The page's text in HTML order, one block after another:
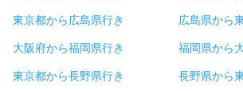
東京都から広島県行き 広島県から
大阪府から福岡県行き 福岡県から
東京都から長野県行き 長野県から